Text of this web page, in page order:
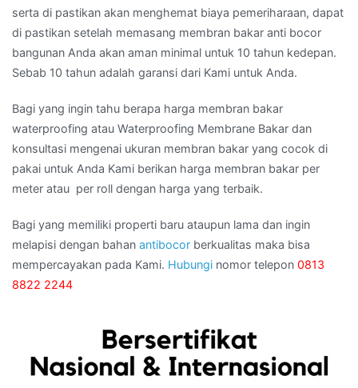
serta di pastikan akan menghemat biaya pemeriharaan, dapat
di pastikan setelah memasang membran bakar anti bocor
bangunan Anda akan aman minimal untuk 10 tahun kedepan.
Sebab 10 tahun adalah garansi dari Kami untuk Anda.
Bagi yang ingin tahu berapa harga membran bakar
waterproofing atau Waterproofing Membrane Bakar dan
konsultasi mengenai ukuran membran bakar yang cocok di
pakai untuk Anda Kami berikan harga membran bakar per
meter atau per roll dengan harga yang terbaik.
Bagi yang memiliki properti baru ataupun lama dan ingin
melapisi dengan bahan antibocor berkualitas maka bisa
mempercayakan pada Kami. Hubungi nomor telepon 0813
8822 2244